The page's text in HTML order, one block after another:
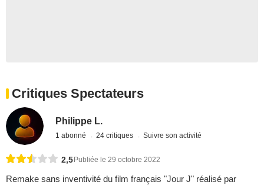
Critiques Spectateurs
Philippe L.
1 abonné 24 critiques Suivre son activité
2,5 Publiée le 29 octobre 2022
Remake sans inventivité du film français "Jour J" réalisé par